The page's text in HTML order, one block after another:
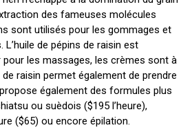
des fameuses molécules
sont utilisés pour les gommages et
de pépins de raisin est
pour les massages, les crèmes sont à
raisin permet également de prendre
également des formules plus
ou suèdois ($195 l’heure),
($65) ou encore épilation.